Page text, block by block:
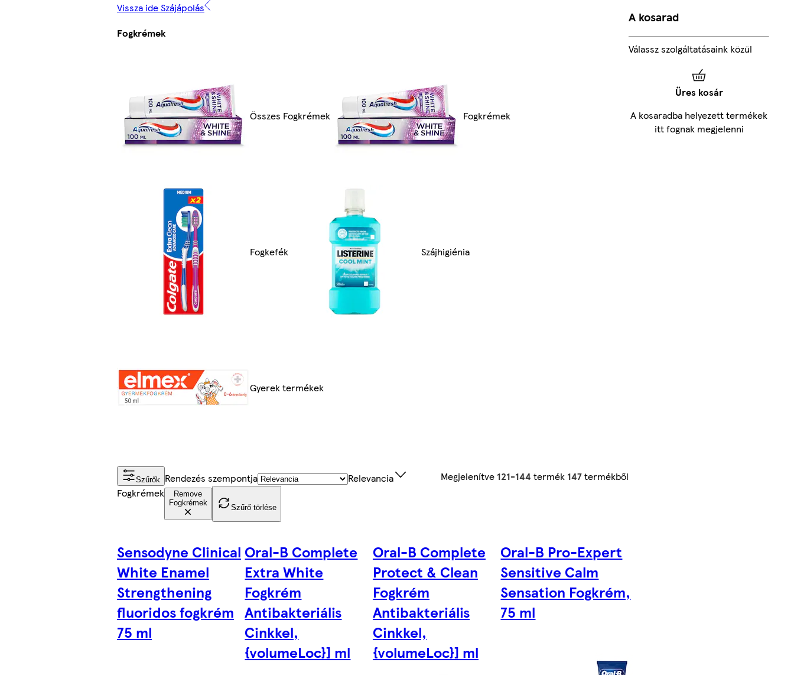
Vissza ide Szájápolás
Fogkrémek
Összes Fogkrémek Fogkrémek
Fogkefék Szájhigiénia
Gyerek termékek
Szűrők Rendezés szempontja Relevancia Megjelenítve 121-144 termék 147termékből
Fogkrémek
Remove
Fogkrémek
Szűrő törlése
Sensodyne Clinical
White Enamel
Strengthening
fluoridos fogkrém
75 ml
Oral-B Complete
Extra White
Fogkrém
Antibakteriális
Cinkkel,
{volumeLoc}] ml
Oral-B Complete
Protect & Clean
Fogkrém
Antibakteriális
Cinkkel,
{volumeLoc}] ml
Oral-B Pro-Expert
Sensitive Calm
Sensation Fogkrém,
75 ml
A kosarad
Válassz szolgáltatásaink közül
Üres kosár
A kosaradba helyezett termékek
itt fognak megjelenni